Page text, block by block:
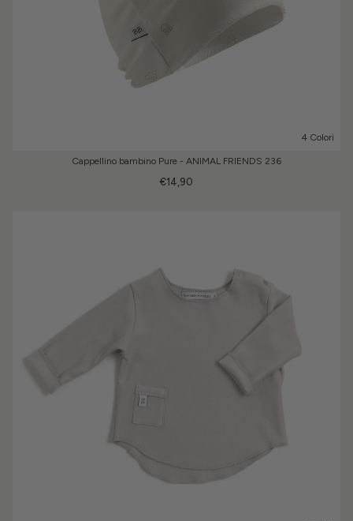
4 Colori
Cappellino bambino Pure - ANIMAL FRIENDS 236
€14,90